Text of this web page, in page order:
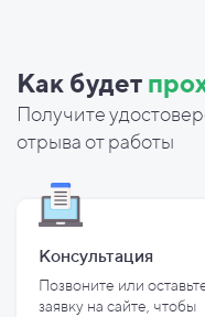
Как будет
Получите
отрыва от работы
Консультация
Позвоните или
заявку на сайте, чтобы